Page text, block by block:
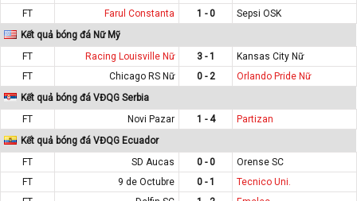
FT
Farul Constanta 1 - 0
Sepsi OSK
Kết quả bóng đá Nữ Mỹ
FT
Racing Louisville Nữ 3 - 1
Kansas City Nữ
FT
Chicago RS Nữ 0 - 2
Orlando Pride Nữ
Kết quả bóng đá VĐQG Serbia
FT
Novi Pazar 1 - 4
Partizan
Kết quả bóng đá VĐQG Ecuador
FT
SD Aucas 0 - 0
Orense SC
FT
9 de Octubre 0 - 1
Tecnico Uni.